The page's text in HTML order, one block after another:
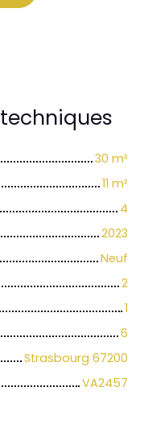
techniques
30 m²
11 m²
4
2023
Neuf
2
1
6
Strasbourg 67200
VA2457